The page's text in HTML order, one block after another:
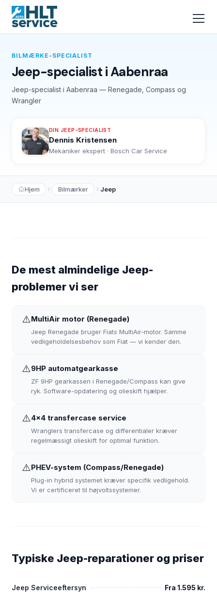
BILMÆRKE-SPECIALIST
Jeep-specialist i Aabenraa
Jeep-specialist i Aabenraa — Renegade, Compass og
Wrangler
DIN JEEP-SPECIALIST
Dennis Kristensen
Mekaniker ekspert · Bosch Car Service
Hjem Bilmærker Jeep
De mest almindelige Jeep-
problemer vi ser
⚠️MultiAir motor (Renegade)
Jeep Renegade bruger Fiats MultiAir-motor. Samme
vedligeholdelsesbehov som Fiat — vi kender den.
⚠️9HP automatgearkasse
ZF 9HP gearkassen i Renegade/Compass kan give
ryk. Software-opdatering og olieskift hjælper.
⚠️4x4 transfercase service
Wranglers transfercase og differentialer kræver
regelmæssigt olieskift for optimal funktion.
⚠️PHEV-system (Compass/Renegade)
Plug-in hybrid systemet kræver specifik vedligehold.
Vi er certificeret til højvoltssystemer.
Typiske Jeep-reparationer og priser
Jeep Serviceeftersyn Fra 1.595 kr.